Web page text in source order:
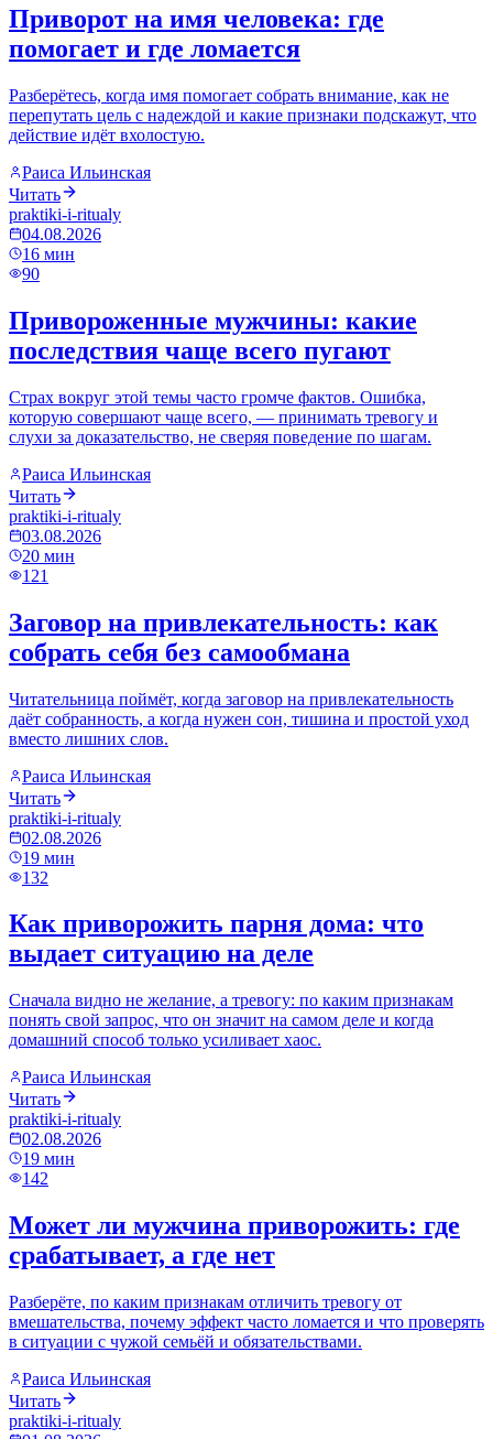
Приворот на имя человека: где
помогает и где ломается
Разберётесь, когда имя помогает собрать внимание, как не
перепутать цель с надеждой и какие признаки подскажут, что
действие идёт вхолостую.
Раиса Ильинская
Читать
praktiki-i-ritualy
04.08.2026
16 мин
90
Привороженные мужчины: какие
последствия чаще всего пугают
Страх вокруг этой темы часто громче фактов. Ошибка,
которую совершают чаще всего, — принимать тревогу и
слухи за доказательство, не сверяя поведение по шагам.
Раиса Ильинская
Читать
praktiki-i-ritualy
03.08.2026
20 мин
121
Заговор на привлекательность: как
собрать себя без самообмана
Читательница поймёт, когда заговор на привлекательность
даёт собранность, а когда нужен сон, тишина и простой уход
вместо лишних слов.
Раиса Ильинская
Читать
praktiki-i-ritualy
02.08.2026
19 мин
132
Как приворожить парня дома: что
выдает ситуацию на деле
Сначала видно не желание, а тревогу: по каким признакам
понять свой запрос, что он значит на самом деле и когда
домашний способ только усиливает хаос.
Раиса Ильинская
Читать
praktiki-i-ritualy
02.08.2026
19 мин
142
Может ли мужчина приворожить: где
срабатывает, а где нет
Разберёте, по каким признакам отличить тревогу от
вмешательства, почему эффект часто ломается и что проверять
в ситуации с чужой семьёй и обязательствами.
Раиса Ильинская
Читать
praktiki-i-ritualy